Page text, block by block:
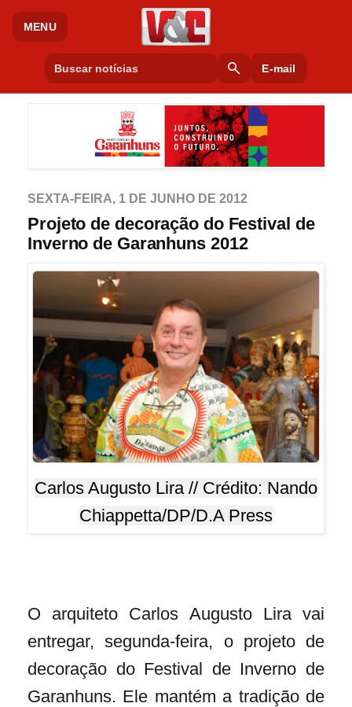
MENU
search E-mail
SEXTA-FEIRA, 1 DE JUNHO DE 2012
Projeto de decoração do Festival de
Inverno de Garanhuns 2012
Carlos Augusto Lira // Crédito: Nando
Chiappetta/DP/D.A Press
O arquiteto Carlos Augusto Lira vai
entregar, segunda-feira, o projeto de
decoração do Festival de Inverno de
Garanhuns. Ele mantém a tradição de